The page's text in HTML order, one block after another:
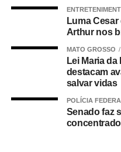
Ver essa foto no
Um post
Luma
Arthur nos
MATO GROSSO
Lei Maria
destacam
salvar vidas
POLÍCIA
Senado faz